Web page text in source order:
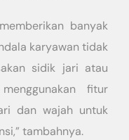
banyak
karyawan tidak
sidik jari atau
fitur
dan wajah untuk
tambahnya.